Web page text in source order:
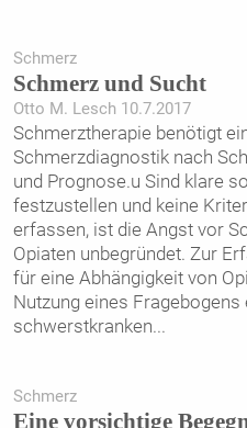
Schmerz
Schmerz und Sucht
Otto M. Lesch 10.7.2017
Schmerztherapie benötigt
Schmerzdiagnostik nach
und Prognose.u Sind klare
festzustellen und keine
erfassen, ist die Angst vor
Opiaten unbegründet. Zur
für eine Abhängigkeit von
Nutzung eines Fragebogens
schwerstkranken...
Schmerz
Eine vorsichtige